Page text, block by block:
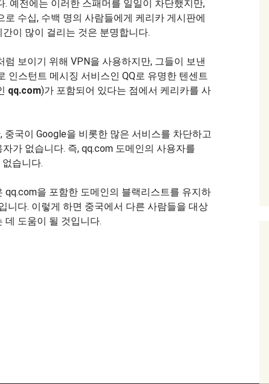
예전에는 이러한 스패머를 일일이 차단했지만,
수십, 수백 명의 사람들에게 케리카 게시판에
이 많이 걸리는 것은 분명합니다.
보이기 위해 VPN을 사용하지만, 그들이 보낸
인스턴트 메시징 서비스인 QQ로 유명한 텐센트
qq.com)가 포함되어 있다는 점에서 케리카를 사
국이 Google을 비롯한 많은 서비스를 차단하고
가 없습니다. 즉, qq.com 도메인의 사용자를
습니다.
qq.com을 포함한 도메인의 블랙리스트를 유지하
니다. 이렇게 하면 중국에서 다른 사람들을 대상
데 도움이 될 것입니다.